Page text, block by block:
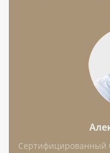
Девелопер
островная
меблировка,
лифт и
Сертифицированный